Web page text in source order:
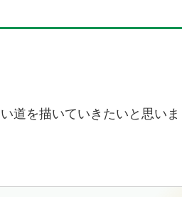
道を描いていきたいと思いま